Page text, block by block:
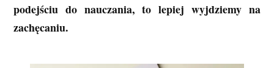
podejściu do nauczania, to lepiej wyjdziemy na
zachęcaniu.